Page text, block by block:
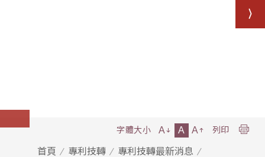
首頁 專利技轉 專利技轉最新消息
字體大小 A A A 列印